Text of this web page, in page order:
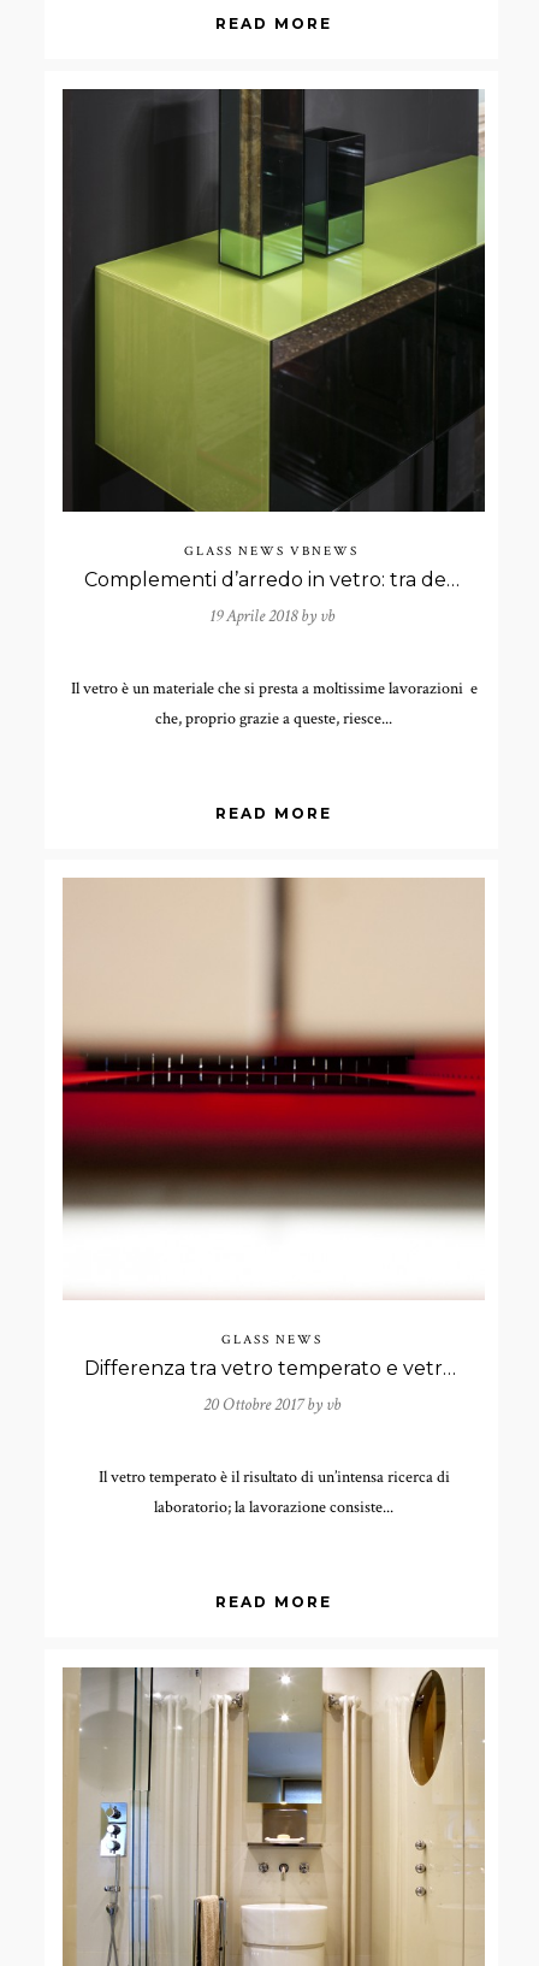
READ MORE
GLASS NEWS VBNEWS
Complementi d’arredo in vetro: tra design e innovazione
19 Aprile 2018 by vb
Il vetro è un materiale che si presta a moltissime lavorazioni e
che, proprio grazie a queste, riesce...
READ MORE
GLASS NEWS
Differenza tra vetro temperato e vetro indurito
20 Ottobre 2017 by vb
Il vetro temperato è il risultato di un’intensa ricerca di
laboratorio; la lavorazione consiste...
READ MORE